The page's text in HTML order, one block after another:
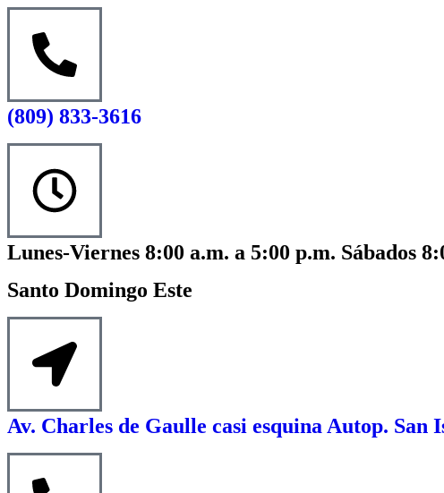
(809) 833-3616
Lunes-Viernes 8:00 a.m. a 5:00 p.m. Sábados
Santo Domingo Este
Av. Charles de Gaulle casi esquina Autop. San